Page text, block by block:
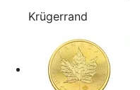
Krügerrand